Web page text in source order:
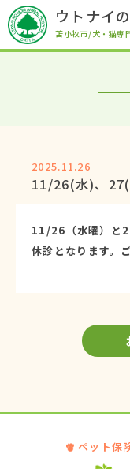
ウトナイ
苫小牧市/犬・猫専
2025.11.26
11/26(水)、
11/26（水曜）と
休診となります。
ペット保